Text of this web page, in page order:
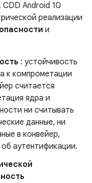
. CDD Android 10
реализации
и
: устойчивость
к компрометации
считается
ядра и
ни считывать
данные, ни
в конвейер,
аутентификации.